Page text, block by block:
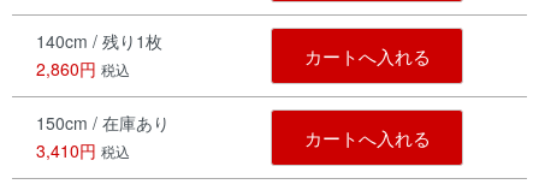
140cm / 残り1枚
2,860円 税込
カートへ入れる
150cm / 在庫あり
3,410円 税込
カートへ入れる